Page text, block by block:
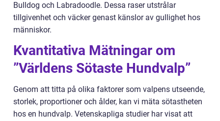
Bulldog och Labradoodle. Dessa raser utstrålar
tillgivenhet och väcker genast känslor av gullighet hos
människor.
Kvantitativa Mätningar om
”Världens Sötaste Hundvalp”
Genom att titta på olika faktorer som valpens utseende,
storlek, proportioner och ålder, kan vi mäta sötastheten
hos en hundvalp. Vetenskapliga studier har visat att